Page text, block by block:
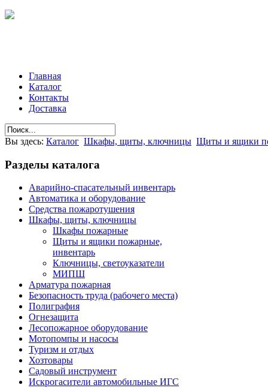
Главная
Каталог
Контакты
Доставка
Вы здесь: Каталог Шкафы, щиты, ключницы Щиты и ящики
Разделы каталога
Аварийно-спасательный инвентарь
Автоматика и оборудование
Средства пожаротушения
Шкафы, щиты, ключницы
Шкафы пожарные
Щиты и ящики пожарные,
инвентарь
Ключницы, светоуказатели
МИПШ
Арматура пожарная
Безопасность труда (рабочего места)
Полиграфия
Огнезащита
Лесопожарное оборудование
Мотопомпы и насосы
Туризм и отдых
Хозтовары
Садовый инструмент
Искрогасители автомобильные ИГС